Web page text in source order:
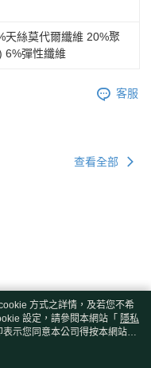
天絲莫代爾纖維 20%聚
6%彈性纖維
客服
查看全部
方式之詳情，及若您不希
設定，請參閱本網站「 隱私
示您同意本公司得按本網站使